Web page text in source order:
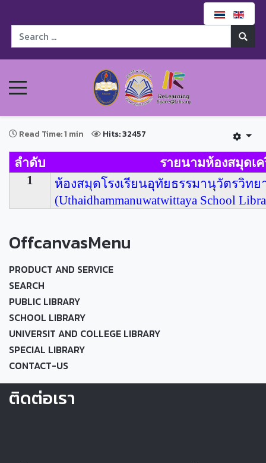
Read Time: 1 min Hits: 32457
ลำดับ
รายนามห้องสมุดเ
1
ห้องสมุดโรงเรียนอุทัยธรรมานุวัตรวิทย
(Uthaidhammanuwatwittaya School
OffcanvasMenu
PRODUCT AND SERVICE
SEARCH
PUBLIC LIBRARY
SCHOOL LIBRARY
UNIVERSIT AND COLLEGE LIBRARY
SPECIAL LIBRARY
CONTACT-US
ติดต่อเรา